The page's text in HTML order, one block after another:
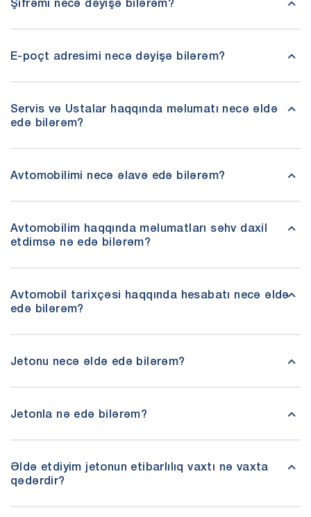
Şifrəmi necə dəyişə bilərəm?
E-poçt adresimi necə dəyişə bilərəm?
Servis və Ustalar haqqında məlumatı necə əldə
edə bilərəm?
Avtomobilimi necə əlavə edə bilərəm?
Avtomobilim haqqında məlumatları səhv daxil
etdimsə nə edə bilərəm?
Avtomobil tarixçəsi haqqında hesabatı necə əldə
edə bilərəm?
Jetonu necə əldə edə bilərəm?
Jetonla nə edə bilərəm?
Əldə etdiyim jetonun etibarlılıq vaxtı nə vaxta
qədərdir?